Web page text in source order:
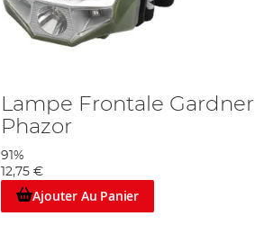
Lampe Frontale Gardner
Phazor
91%
12,75 €
Ajouter Au Panier